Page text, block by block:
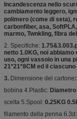
Incandescenza nello
cambiamento leggero,
polimero (come di seta),
carbonfiber, asa,
marmo, Twnkling, fibra del
2. Specifiche:
netto 1.0KG, noi
uso, ogni vassoio in una
21*21*8CM ed il
3. Dimensione del cartone
bobina 4.Plastic:
scelta 5.Spool: 0.25KG
filamento della penna 6.3d: